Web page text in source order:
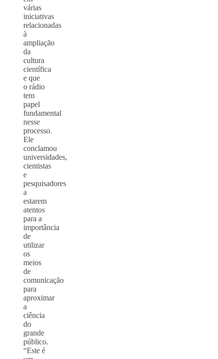
várias
iniciativas
relacionadas
à
ampliação
da
cultura
científica
e que
o rádio
tem
papel
fundamental
nesse
processo.
Ele
conclamou
universidades,
cientistas
e
pesquisadores
a
estarem
atentos
para a
importância
de
utilizar
os
meios
de
comunicação
para
aproximar
a
ciência
do
grande
público.
“Este é